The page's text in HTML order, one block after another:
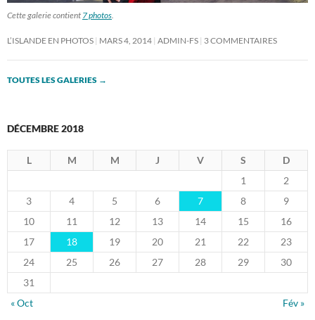
Cette galerie contient 7 photos.
L’ISLANDE EN PHOTOS MARS 4, 2014 ADMIN-FS 3 COMMENTAIRES
TOUTES LES GALERIES →
DÉCEMBRE 2018
L M M J V S
D
1
2
3
4 5 6 7 8
9
10
11 12 13 14 15
16
17
18 19 20 21 22
23
24
25 26 27 28 29
30
31
« Oct
Fév »